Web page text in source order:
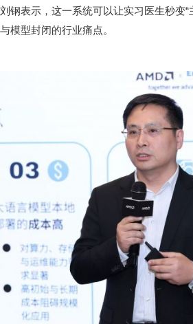
刘钢表示，这一系统可以让实习医生秒变
与模型封闭的行业痛点。